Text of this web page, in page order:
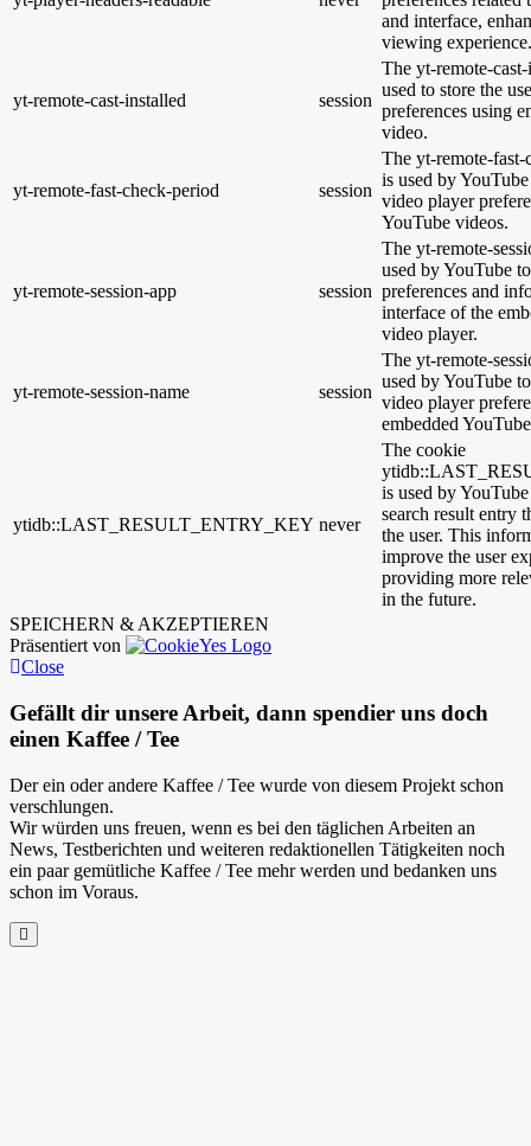
and interface,
viewing experience.
yt-remote-cast-installed session
The yt-remote-
used to store the
preferences using
video.
yt-remote-fast-check-period session
The yt-remote-
is used by
video player
YouTube videos.
yt-remote-session-app session
The yt-remote-
used by YouTube
preferences and
interface of the
video player.
yt-remote-session-name session
The yt-remote-
used by YouTube
video player
embedded
ytidb::LAST_RESULT_ENTRY_KEY never
The cookie
is used by
search result entry
the user. This
improve the user
providing more
in the future.
SPEICHERN & AKZEPTIEREN
Präsentiert von
Close
Gefällt dir unsere Arbeit, dann spendier uns doch
einen Kaffee / Tee
Der ein oder andere Kaffee / Tee wurde von diesem Projekt schon
verschlungen.
Wir würden uns freuen, wenn es bei den täglichen Arbeiten an
News, Testberichten und weiteren redaktionellen Tätigkeiten noch
ein paar gemütliche Kaffee / Tee mehr werden und bedanken uns
schon im Voraus.